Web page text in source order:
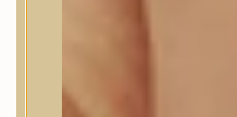
YUNJAC